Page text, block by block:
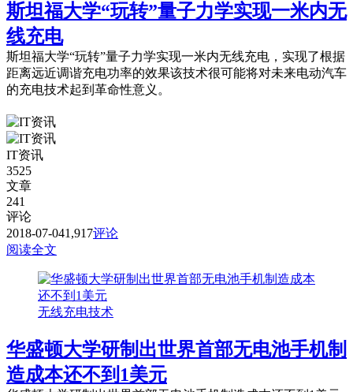
斯坦福大学“玩转”量子力学实现一米内无
线充电
斯坦福大学“玩转”量子力学实现一米内无线充电，实现了根据
距离远近调谐充电功率的效果该技术很可能将对未来电动汽车
的充电技术起到革命性意义。
IT资讯
3525
文章
241
评论
2018-07-041,917评论
阅读全文
无线充电技术
华盛顿大学研制出世界首部无电池手机制
造成本还不到1美元